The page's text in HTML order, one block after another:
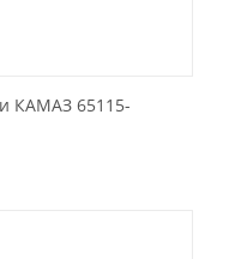
КАМАЗ 65115-